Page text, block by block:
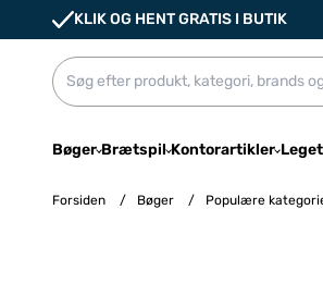
KLIK OG HENT GRATIS I BUTIK
Bøger Brætspil Kontorartikler
Forsiden / Bøger / Populære